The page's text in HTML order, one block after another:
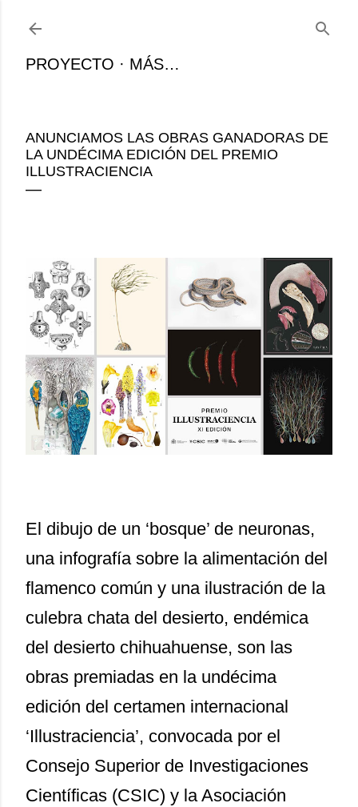
Ir al contenido principal
PROYECTO MÁS…
ANUNCIAMOS LAS OBRAS GANADORAS DE
LA UNDÉCIMA EDICIÓN DEL PREMIO
ILLUSTRACIENCIA
El dibujo de un ‘bosque’ de neuronas,
una infografía sobre la alimentación del
flamenco común y una ilustración de la
culebra chata del desierto, endémica
del desierto chihuahuense, son las
obras premiadas en la undécima
edición del certamen internacional
‘Illustraciencia’, convocada por el
Consejo Superior de Investigaciones
Científicas (CSIC) y la Asociación